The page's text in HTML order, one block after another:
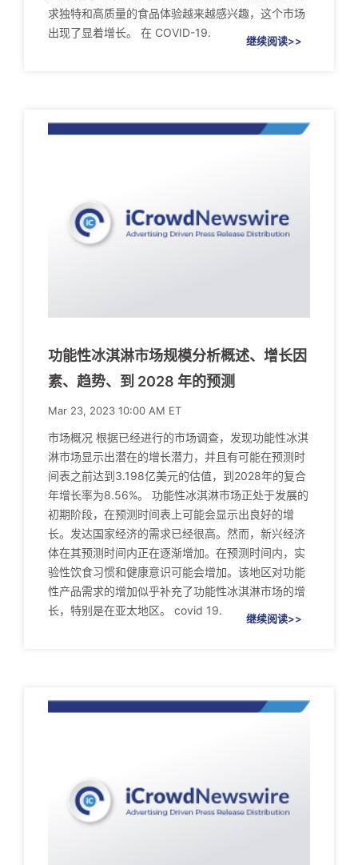
求独特和高质量的食品体验越来越感兴趣，这个市场
出现了显着增长。 在 COVID-19.
继续阅读>>
功能性冰淇淋市场规模分析概述、增长因
素、趋势、到 2028 年的预测
Mar 23, 2023 10:00 AM ET
市场概况 根据已经进行的市场调查，发现功能性冰淇
淋市场显示出潜在的增长潜力，并且有可能在预测时
间表之前达到3.198亿美元的估值，到2028年的复合
年增长率为8.56%。 功能性冰淇淋市场正处于发展的
初期阶段，在预测时间表上可能会显示出良好的增
长。发达国家经济的需求已经很高。然而，新兴经济
体在其预测时间内正在逐渐增加。在预测时间内，实
验性饮食习惯和健康意识可能会增加。该地区对功能
性产品需求的增加似乎补充了功能性冰淇淋市场的增
长，特别是在亚太地区。 covid 19.
继续阅读>>